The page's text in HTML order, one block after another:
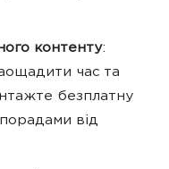
контенту:
час та
безплатну
від